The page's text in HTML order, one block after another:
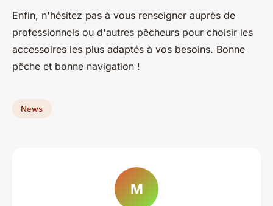
Enfin, n'hésitez pas à vous renseigner auprès de
professionnels ou d'autres pêcheurs pour choisir les
accessoires les plus adaptés à vos besoins. Bonne
pêche et bonne navigation !
News
M